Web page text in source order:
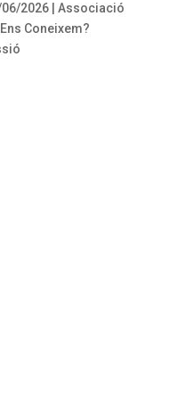
2026 | Associació
Ens Coneixem?